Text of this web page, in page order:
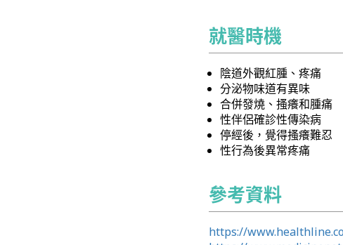
就醫時機
陰道外觀紅腫、疼痛
分泌物味道有異味
合併發燒、搔癢和腫痛
性伴侶確診性傳染病
停經後，覺得搔癢難忍
性行為後異常疼痛
參考資料
https://